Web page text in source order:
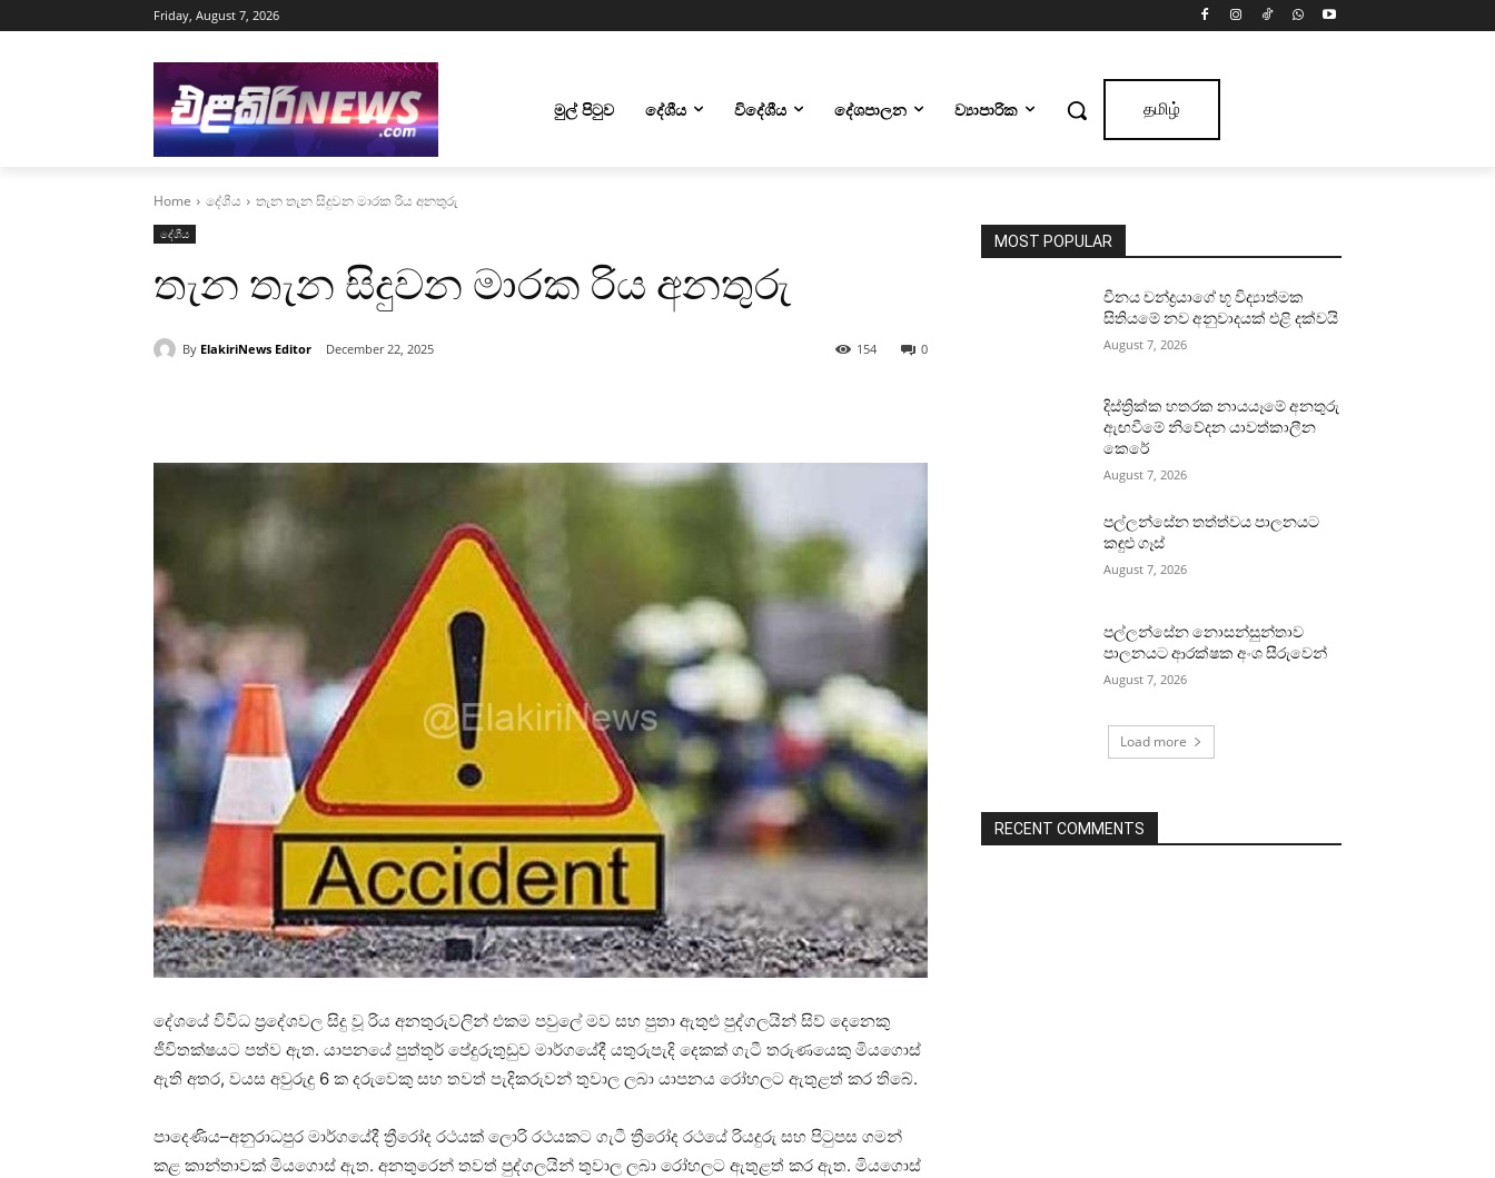
Friday, August 7, 2026
මුල් පිටුව දේශීය විදේශීය දේශපාලන ව්‍යාපාරික தமிழ்
Home දේශීය තැන තැන සිදුවන මාරක රිය අනතුරු
දේශීය
තැන තැන සිදුවන මාරක රිය අනතුරු
By ElakiriNews Editor December 22, 2025 0
154
දේශයේ විවිධ ප්‍රදේශවල සිදු වූ රිය අනතුරුවලින් එකම පවුලේ මව සහ පුතා ඇතුළු පුද්ගලයින් සිව් දෙනෙකු
ජීවිතක්ෂයට පත්ව ඇත. යාපනයේ පුත්තූර් පේදුරුතුඩුව මාර්ගයේදී යතුරුපැදි දෙකක් ගැටී තරුණයෙකු මියගොස්
ඇති අතර, වයස අවුරුදු 6 ක දරුවෙකු සහ තවත් පැදිකරුවන් තුවාල ලබා යාපනය රෝහලට ඇතුළත් කර තිබේ.
පාදෙණිය–අනුරාධපුර මාර්ගයේදී ත්‍රීරෝද රථයක් ලොරි රථයකට ගැටී ත්‍රීරෝද රථයේ රියදුරු සහ පිටුපස ගමන්
කළ කාන්තාවක් මියගොස් ඇත. අනතුරෙන් තවත් පුද්ගලයින් තුවාල ලබා රෝහලට ඇතුළත් කර ඇත. මියගොස්
MOST POPULAR
චීනය චන්ද්‍රයාගේ භූ විද්‍යාත්මක
සිතියමේ නව අනුවාදයක් එළි දක්වයි
August 7, 2026
දිස්ත්‍රික්ක හතරක නායයෑමේ අනතුරු
ඇඟවීමේ නිවේදන යාවත්කාලීන
කෙරේ
August 7, 2026
පල්ලන්සේන තත්ත්වය පාලනයට
කඳුළු ගෑස්
August 7, 2026
පල්ලන්සේන නොසන්සුන්තාව
පාලනයට ආරක්ෂක අංශ සීරුවෙන්
August 7, 2026
Load more
RECENT COMMENTS